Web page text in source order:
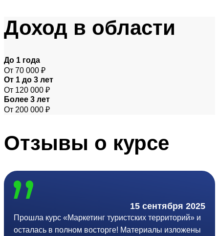
Доход в области
До 1 года
От 70 000 ₽
От 1 до 3 лет
От 120 000 ₽
Более 3 лет
От 200 000 ₽
Отзывы о курсе
15 сентября 2025
Прошла курс «Маркетинг туристских территорий» и
осталась в полном восторге! Материалы изложены